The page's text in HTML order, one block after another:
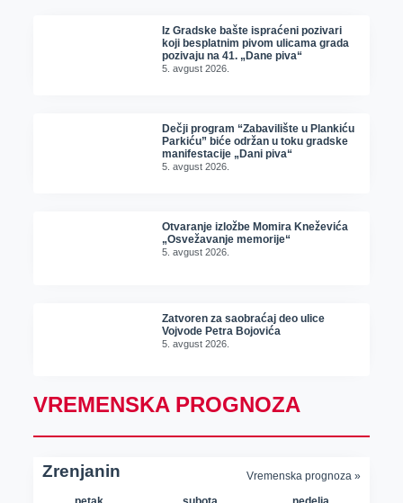
Iz Gradske bašte ispraćeni pozivari
koji besplatnim pivom ulicama grada
pozivaju na 41. „Dane piva“
5. avgust 2026.
Dečji program “Zabavilište u Plankiću
Parkiću” biće održan u toku gradske
manifestacije „Dani piva“
5. avgust 2026.
Otvaranje izložbe Momira Kneževića
„Osvežavanje memorije“
5. avgust 2026.
Zatvoren za saobraćaj deo ulice
Vojvode Petra Bojovića
5. avgust 2026.
VREMENSKA PROGNOZA